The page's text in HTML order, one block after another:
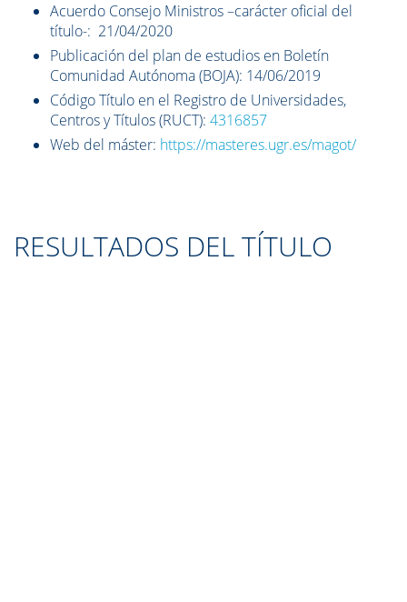
Acuerdo Consejo Ministros –carácter oficial del
título-: 21/04/2020
Publicación del plan de estudios en Boletín
Comunidad Autónoma (BOJA): 14/06/2019
Código Título en el Registro de Universidades,
Centros y Títulos (RUCT): 4316857
Web del máster: https://masteres.ugr.es/magot/
RESULTADOS DEL TÍTULO